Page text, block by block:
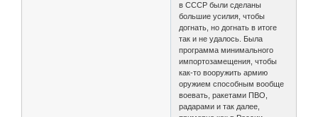
в СССР были сделаны
большие усилия, чтобы
догнать, но догнать в итоге
так и не удалось. Была
программа минимального
импортозамещения, чтобы
как-то вооружить армию
оружием способным вообще
воевать, ракетами ПВО,
радарами и так далее,